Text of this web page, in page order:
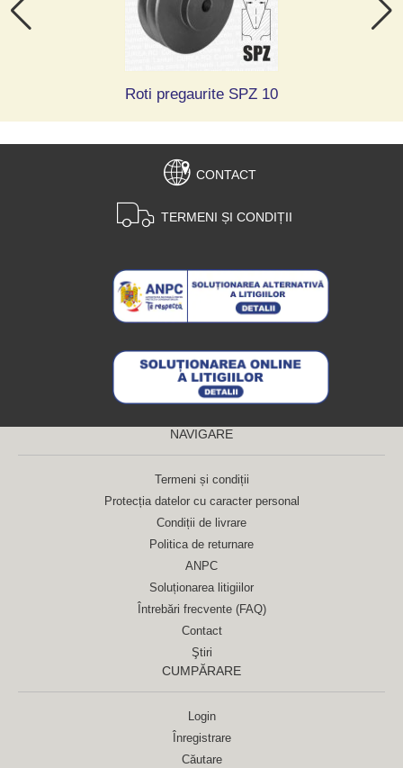
Roti pregaurite SPZ 10
CONTACT
TERMENI ȘI CONDIȚII
NAVIGARE
Termeni și condiții
Protecția datelor cu caracter personal
Condiții de livrare
Politica de returnare
ANPC
Soluționarea litigiilor
Întrebări frecvente (FAQ)
Contact
Ştiri
CUMPĂRARE
Login
Înregistrare
Căutare